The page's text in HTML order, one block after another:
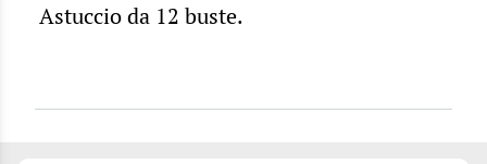
Astuccio da 12 buste.